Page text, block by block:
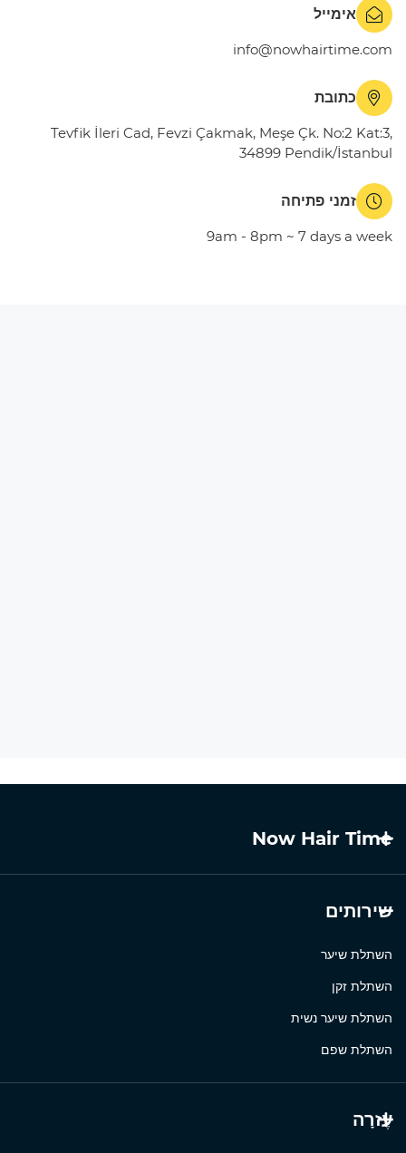
אימייל
info@nowhairtime.com
כתובת
Tevfik İleri Cad, Fevzi Çakmak, Meşe Çk. No:2 Kat:3,
34899 Pendik/İstanbul
זמני פתיחה
9am - 8pm ~ 7 days a week
Now Hair Time
שירותים
השתלת שיער
השתלת זקן
השתלת שיער נשית
השתלת שפם
עֶזרָה